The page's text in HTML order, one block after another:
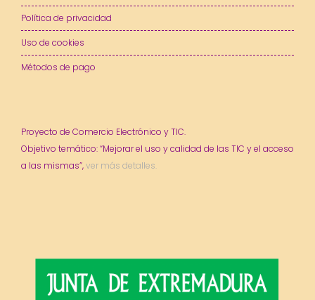
Política de privacidad
Uso de cookies
Métodos de pago
Proyecto de Comercio Electrónico y TIC.
Objetivo temático: “Mejorar el uso y calidad de las TIC y el acceso
a las mismas”,ver más detalles.